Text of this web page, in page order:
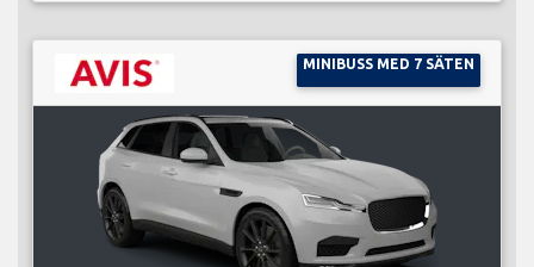
MINIBUSS MED 7 SÄTEN